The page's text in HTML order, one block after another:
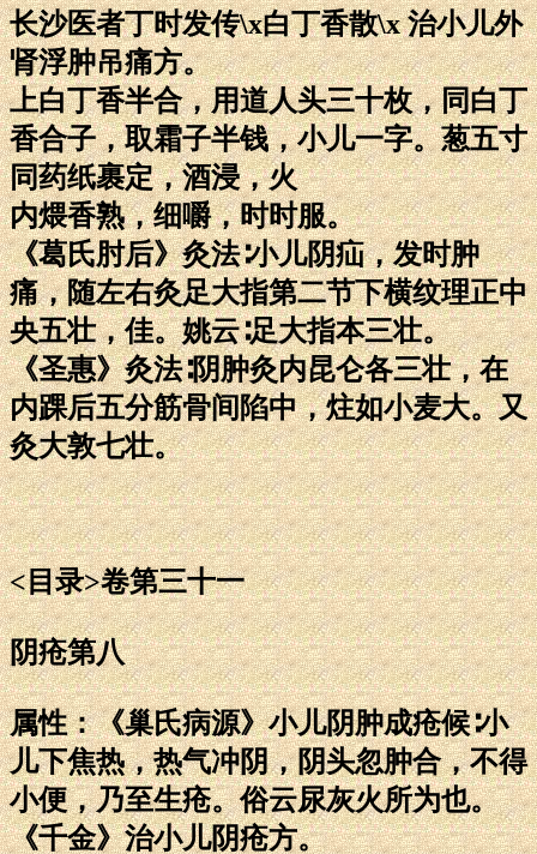
长沙医者丁时发传\x白丁香散\x 治小儿外
肾浮肿吊痛方。
上白丁香半合，用道人头三十枚，同白丁
香合子，取霜子半钱，小儿一字。葱五寸
同药纸裹定，酒浸，火
内煨香熟，细嚼，时时服。
《葛氏肘后》灸法∶小儿阴疝，发时肿
痛，随左右灸足大指第二节下横纹理正中
央五壮，佳。姚云∶足大指本三壮。
《圣惠》灸法∶阴肿灸内昆仑各三壮，在
内踝后五分筋骨间陷中，炷如小麦大。又
灸大敦七壮。
<目录>卷第三十一
阴疮第八
属性：《巢氏病源》小儿阴肿成疮候∶小
儿下焦热，热气冲阴，阴头忽肿合，不得
小便，乃至生疮。俗云尿灰火所为也。
《千金》治小儿阴疮方。